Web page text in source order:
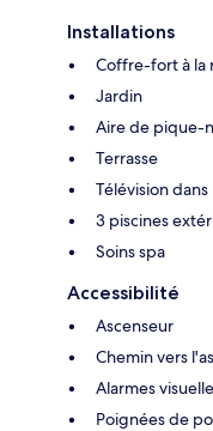
Installations
Coffre-fort à la
Jardin
Aire de pique-
Terrasse
Télévision
3 piscines
Soins spa
Accessibilité
Ascenseur
Chemin vers
Alarmes
Poignées de